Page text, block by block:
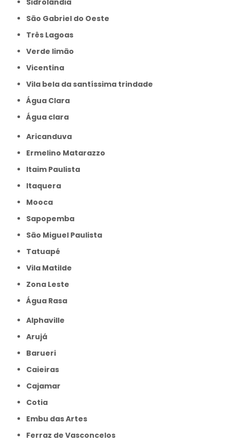
Sidrolândia
São Gabriel do Oeste
Três Lagoas
Verde limão
Vicentina
Vila bela da santíssima trindade
Água Clara
Água clara
Aricanduva
Ermelino Matarazzo
Itaim Paulista
Itaquera
Mooca
Sapopemba
São Miguel Paulista
Tatuapé
Vila Matilde
Zona Leste
Água Rasa
Alphaville
Arujá
Barueri
Caieiras
Cajamar
Cotia
Embu das Artes
Ferraz de Vasconcelos